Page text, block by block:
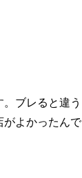
ブレると違う
がよかったんで